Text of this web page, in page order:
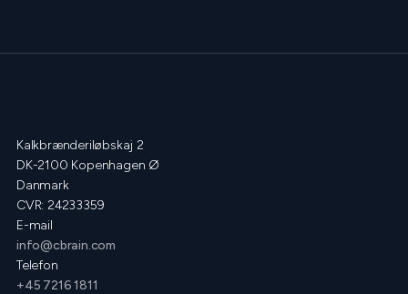
Kalkbrænderiløbskaj 2
DK-2100 Kopenhagen Ø
Danmark
CVR: 24233359
E-mail
info@cbrain.com
Telefon
+45 7216 1811